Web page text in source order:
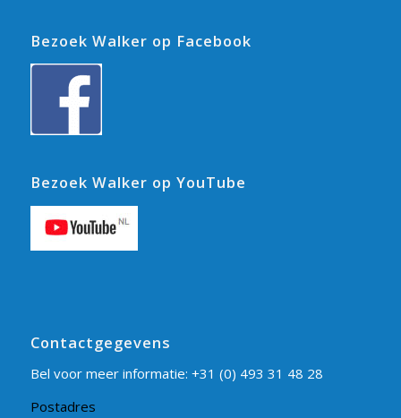
Bezoek Walker op Facebook
Bezoek Walker op YouTube
Contactgegevens
Bel voor meer informatie: +31 (0) 493 31 48 28
Postadres